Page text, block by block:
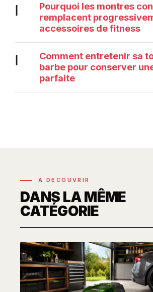
|
Pourquoi les montres
remplacent
accessoires de fitness
|
Comment entretenir sa
barbe pour conserver
parfaite
A DECOUVRIR
DANS LA MÊME
CATÉGORIE